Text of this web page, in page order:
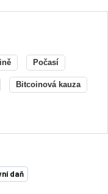
Počasí
Bitcoinová kauza
daň